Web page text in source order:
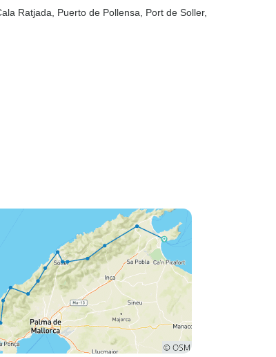
Ratjada , Puerto de Pollensa , Port de Soller,